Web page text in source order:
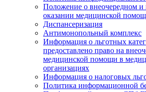
Положение о внеочередном и
оказании медицинской
Диспансеризация
Антимонопольный комплекс
Информация о льготных
предоставлено право на
медицинской помощи в
организациях
Информация о налоговых
Политика информационной